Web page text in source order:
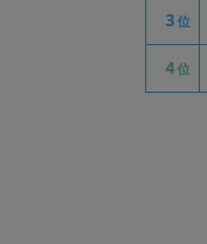
3位
4位